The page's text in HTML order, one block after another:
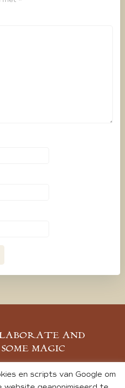
AND
MAGIC
JE AAN
en scripts van Google om